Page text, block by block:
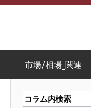
市場/相場_関連
コラム内検索